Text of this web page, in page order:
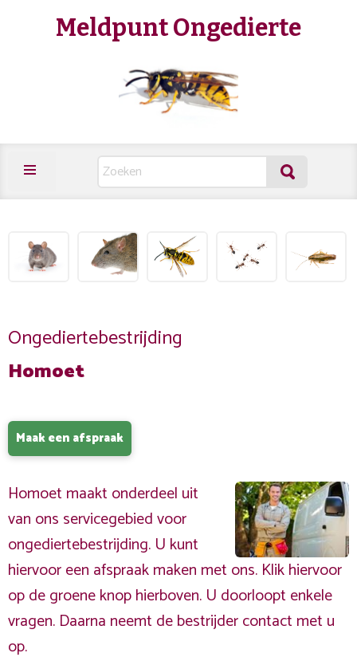
Meldpunt Ongedierte
Ongediertebestrijding
Homoet
Maak een afspraak
Homoet maakt onderdeel uit
van ons servicegebied voor
ongediertebestrijding. U kunt
hiervoor een afspraak maken met ons. Klik hiervoor
op de groene knop hierboven. U doorloopt enkele
vragen. Daarna neemt de bestrijder contact met u
op.